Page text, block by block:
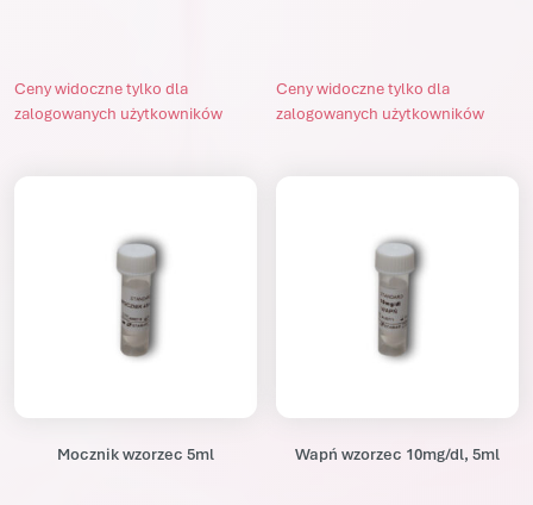
Ceny widoczne tylko dla
zalogowanych użytkowników
Ceny widoczne tylko dla
zalogowanych użytkowników
Mocznik wzorzec 5ml Wapń wzorzec 10mg/dl, 5ml